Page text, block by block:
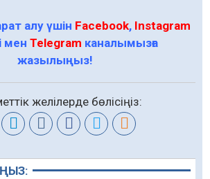
алу үшін Facebook, Instagram
мен Telegram каналымызға
жазылыңыз!
желілерде бөлісіңіз: